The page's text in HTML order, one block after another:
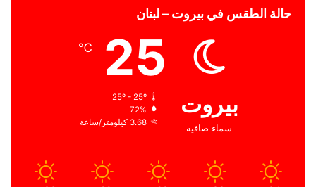
حالة الطقس في بيروت – لبنان
بيروت
سماء صافية
25
℃
25º - 25º
72%
3.68 كيلومتر/ساعة